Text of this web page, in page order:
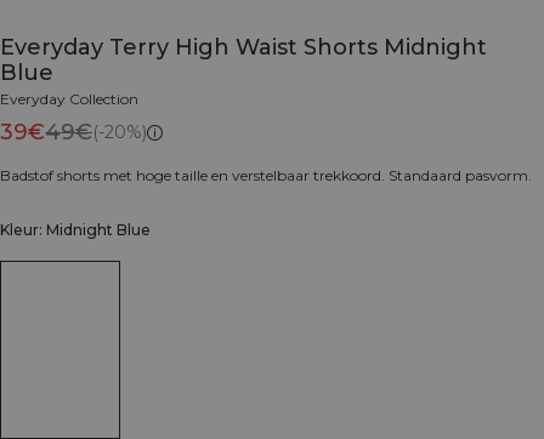
Everyday Terry High Waist Shorts Midnight
Blue
Everyday Collection
39€49€(-20%)
Badstof shorts met hoge taille en verstelbaar trekkoord. Standaard pasvorm.
Kleur: Midnight Blue